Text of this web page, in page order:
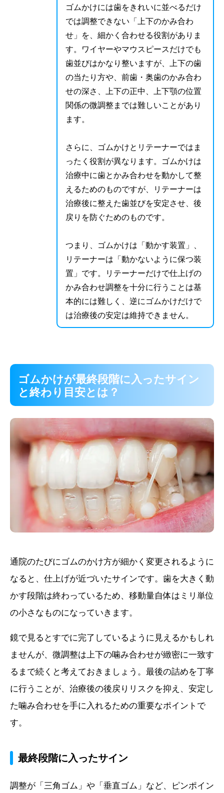
ゴムかけには歯をきれいに並べるだけ
では調整できない「上下のかみ合わ
せ」を、細かく合わせる役割がありま
す。ワイヤーやマウスピースだけでも
歯並びはかなり整いますが、上下の歯
の当たり方や、前歯・奥歯のかみ合わ
せの深さ、上下の正中、上下顎の位置
関係の微調整までは難しいことがあり
ます。
さらに、ゴムかけとリテーナーではま
ったく役割が異なります。ゴムかけは
治療中に歯とかみ合わせを動かして整
えるためのものですが、リテーナーは
治療後に整えた歯並びを安定させ、後
戻りを防ぐためのものです。
つまり、ゴムかけは「動かす装置」、
リテーナーは「動かないように保つ装
置」です。リテーナーだけで仕上げの
かみ合わせ調整を十分に行うことは基
本的には難しく、逆にゴムかけだけで
は治療後の安定は維持できません。
ゴムかけが最終段階に入ったサイン
と終わり目安とは？
通院のたびにゴムのかけ方が細かく変更されるように
なると、仕上げが近づいたサインです。歯を大きく動
かす段階は終わっているため、移動量自体はミリ単位
の小さなものになっていきます。
鏡で見るとすでに完了しているように見えるかもしれ
ませんが、微調整は上下の噛み合わせが緻密に一致す
るまで続くと考えておきましょう。最後の詰めを丁寧
に行うことが、治療後の後戻りリスクを抑え、安定し
た噛み合わせを手に入れるための重要なポイントで
す。
最終段階に入ったサイン
調整が「三角ゴム」や「垂直ゴム」など、ピンポイン